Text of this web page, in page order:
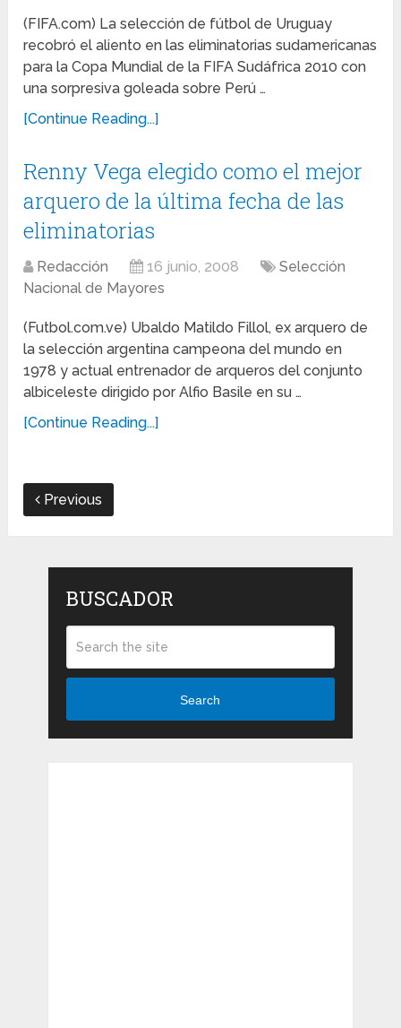
(FIFA.com) La selección de fútbol de Uruguay
recobró el aliento en las eliminatorias sudamericanas
para la Copa Mundial de la FIFA Sudáfrica 2010 con
una sorpresiva goleada sobre Perú …
[Continue Reading...]
Renny Vega elegido como el mejor
arquero de la última fecha de las
eliminatorias
Redacción 16 junio, 2008
Selección
Nacional de Mayores
(Futbol.com.ve) Ubaldo Matildo Fillol, ex arquero de
la selección argentina campeona del mundo en
1978 y actual entrenador de arqueros del conjunto
albiceleste dirigido por Alfio Basile en su …
[Continue Reading...]
Previous
BUSCADOR
Search